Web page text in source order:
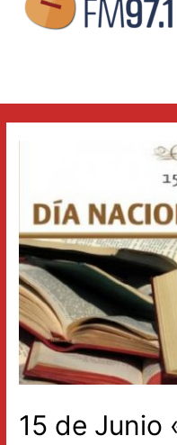
15 de Junio